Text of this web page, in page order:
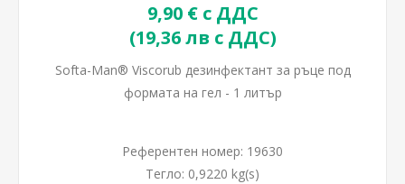
9,90 € с ДДС
(19,36 лв с ДДС)
Softa-Man® Viscorub дезинфектант за ръце под
формата на гел - 1 литър
Референтен номер: 19630
Тегло: 0,9220 kg(s)